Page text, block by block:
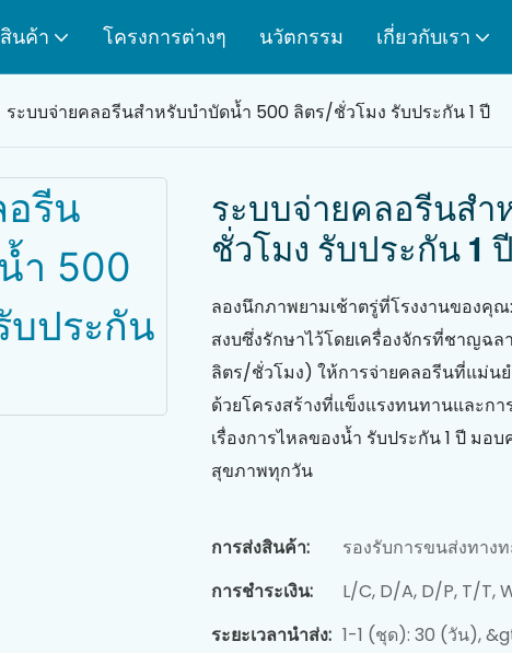
สินค้า โครงการต่างๆ นวัตกรรม เกี่ยวกับเรา
ระบบจ่ายคลอรีนสำหรับบำบัดน้ำ 500 ลิตร/ชั่วโมง รับประกัน 1 ปี
ระบบจ่ายคลอรีนสำ
ชั่วโมง รับประกัน 1 ปี
ลองนึกภาพยามเช้าตรู่ที่โรงงานของคุ
สงบซึ่งรักษาไว้โดยเครื่องจักรที่ชาญฉ
ลิตร/ชั่วโมง) ให้การจ่ายคลอรีนที่แม่น
ด้วยโครงสร้างที่แข็งแรงทนทานและก
เรื่องการไหลของน้ำ รับประกัน 1 ปี ม
สุขภาพทุกวัน
การส่งสินค้า:
รองรับการขนส่งทางท
การชำระเงิน:
L/C, D/A, D/P, T/T,
ระยะเวลานำส่ง: 1-1 (ชุด): 30 (วัน),